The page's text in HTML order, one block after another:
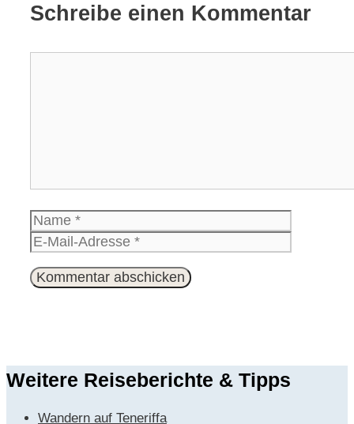
Schreibe einen Kommentar
Name
Weitere Reiseberichte & Tipps
Wandern auf Teneriffa